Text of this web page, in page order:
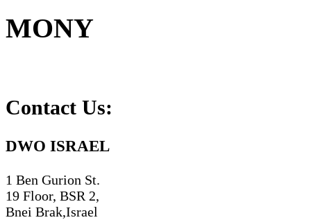
MONY
Contact Us:
DWO ISRAEL
1 Ben Gurion St.
19 Floor, BSR 2,
Bnei Brak,Israel